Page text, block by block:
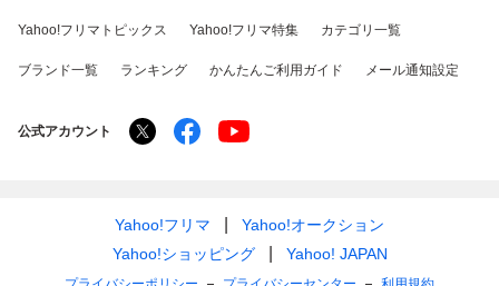
Yahoo!フリマトピックス Yahoo!フリマ特集 カテゴリ一覧
ブランド一覧 ランキング かんたんご利用ガイド メール通知設定
公式アカウント
Yahoo!フリマ
Yahoo!オークション
Yahoo!ショッピング
Yahoo! JAPAN